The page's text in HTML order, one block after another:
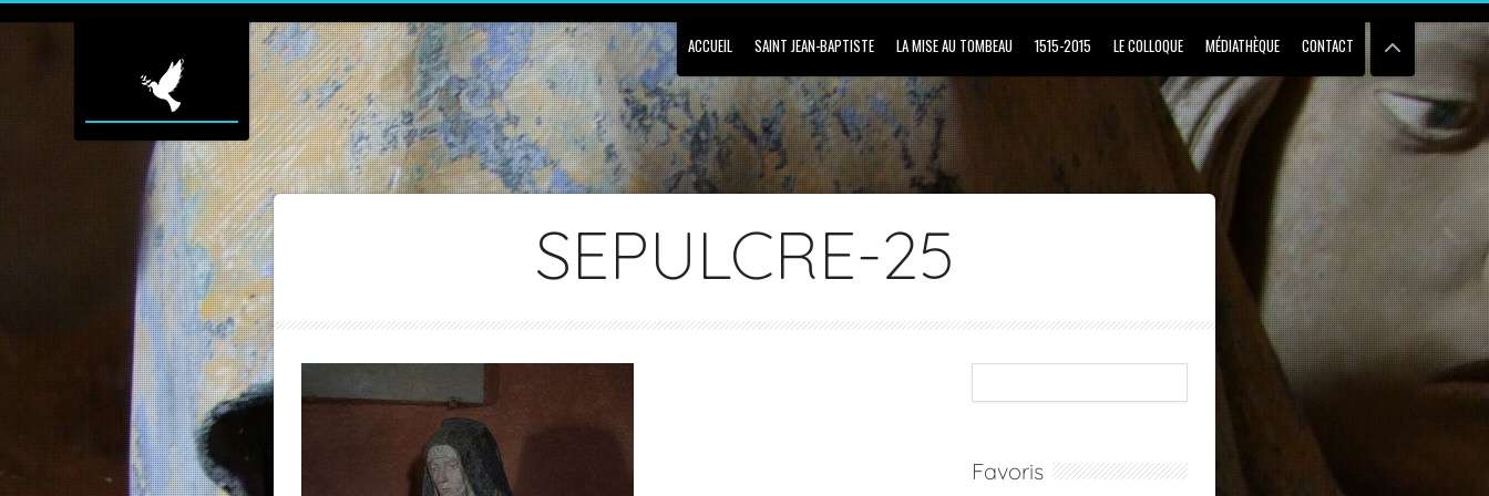
ACCUEIL SAINT JEAN-BAPTISTE LA MISE AU TOMBEAU 1515-2015 LE COLLOQUE MÉDIATHÈQUE CONTACT
SEPULCRE-25
Favoris